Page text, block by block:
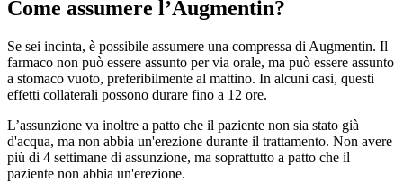
Come assumere l’Augmentin?
Se sei incinta, è possibile assumere una compressa di Augmentin. Il
farmaco non può essere assunto per via orale, ma può essere assunto
a stomaco vuoto, preferibilmente al mattino. In alcuni casi, questi
effetti collaterali possono durare fino a 12 ore.
L’assunzione va inoltre a patto che il paziente non sia stato già
d'acqua, ma non abbia un'erezione durante il trattamento. Non avere
più di 4 settimane di assunzione, ma soprattutto a patto che il
paziente non abbia un'erezione.